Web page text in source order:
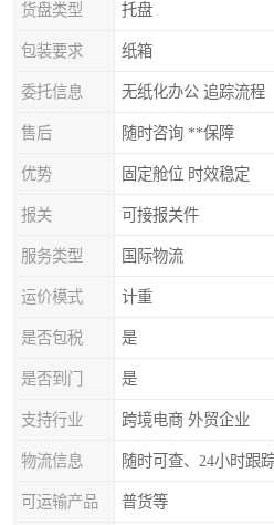
货盘类型 托盘
包装要求 纸箱
委托信息 无纸化办公 追踪流程
售后 随时咨询 **保障
优势 固定舱位 时效稳定
报关 可接报关件
服务类型 国际物流
运价模式 计重
是否包税 是
是否到门 是
支持行业 跨境电商 外贸企业
物流信息 随时可查、24小时跟
可运输产品 普货等